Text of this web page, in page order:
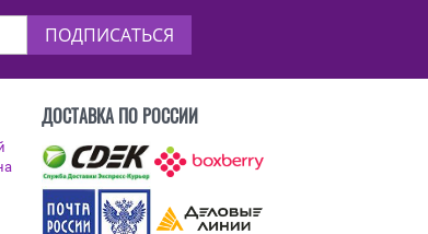
ПОДПИСАТЬСЯ
ДОСТАВКА ПО РОССИИ